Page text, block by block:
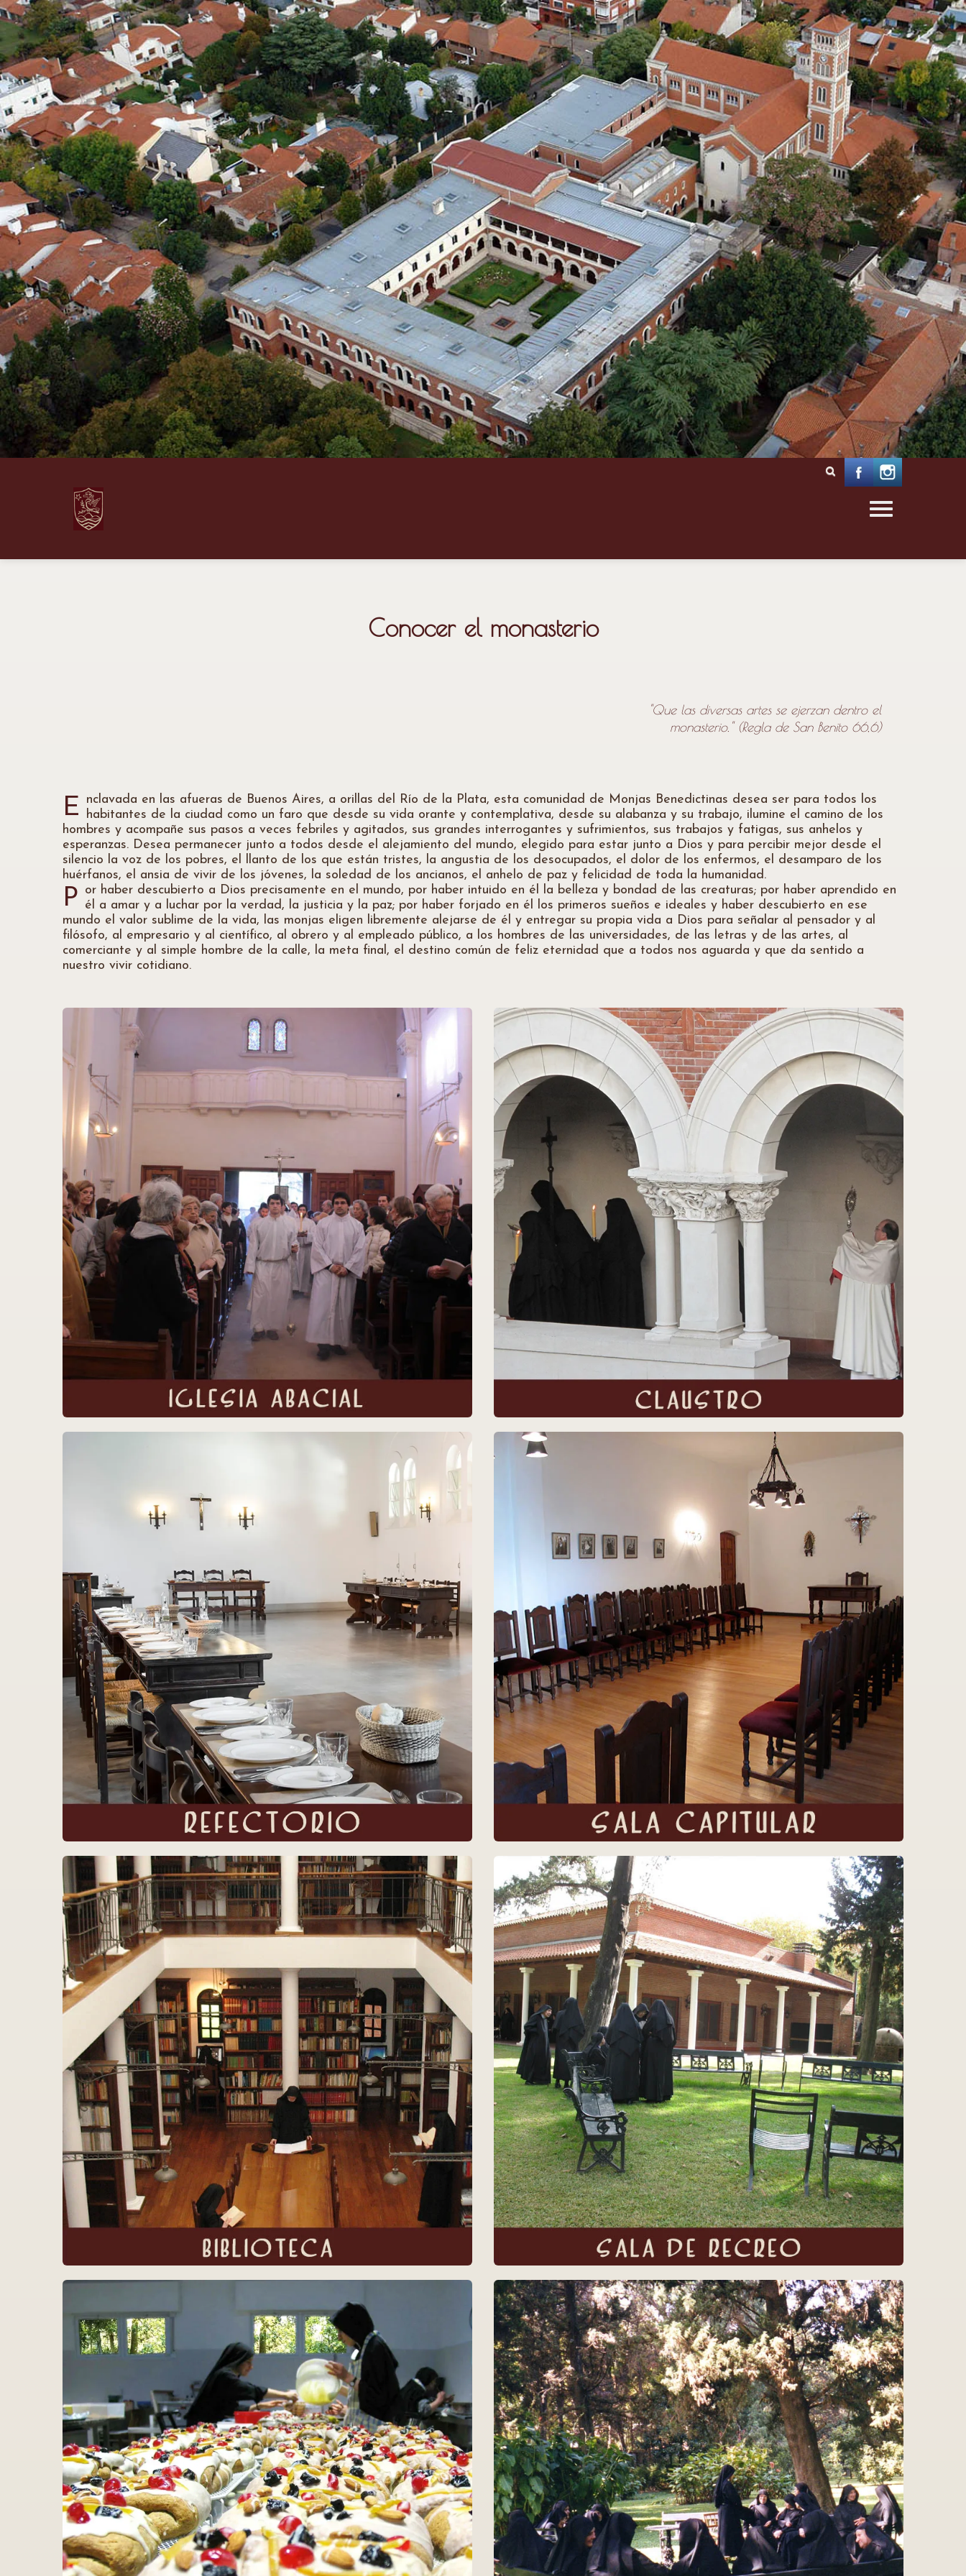
Conocer el monasterio
"Que las diversas artes se ejerzan dentro el
monasterio." (Regla de San Benito 66,6)
E
nclavada en las afueras de Buenos Aires, a orillas del Río de la Plata, esta comunidad de Monjas Benedictinas desea ser para todos los
habitantes de la ciudad como un faro que desde su vida orante y contemplativa, desde su alabanza y su trabajo, ilumine el camino de los
hombres y acompañe sus pasos a veces febriles y agitados, sus grandes interrogantes y sufrimientos, sus trabajos y fatigas, sus anhelos y
esperanzas. Desea permanecer junto a todos desde el alejamiento del mundo, elegido para estar junto a Dios y para percibir mejor desde el
silencio la voz de los pobres, el llanto de los que están tristes, la angustia de los desocupados, el dolor de los enfermos, el desamparo de los
huérfanos, el ansia de vivir de los jóvenes, la soledad de los ancianos, el anhelo de paz y felicidad de toda la humanidad.
P or haber descubierto a Dios precisamente en el mundo, por haber intuido en él la belleza y bondad de las creaturas; por haber aprendido en
él a amar y a luchar por la verdad, la justicia y la paz; por haber forjado en él los primeros sueños e ideales y haber descubierto en ese
mundo el valor sublime de la vida, las monjas eligen libremente alejarse de él y entregar su propia vida a Dios para señalar al pensador y al
filósofo, al empresario y al científico, al obrero y al empleado público, a los hombres de las universidades, de las letras y de las artes, al
comerciante y al simple hombre de la calle, la meta final, el destino común de feliz eternidad que a todos nos aguarda y que da sentido a
nuestro vivir cotidiano.